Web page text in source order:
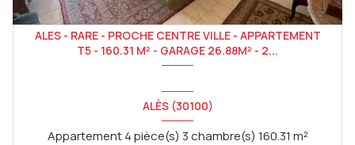
ALES - RARE - PROCHE CENTRE VILLE - APPARTEMENT
T5 - 160.31 M² - GARAGE 26.88M² - 2...
ALÈS (30100)
Appartement 4 pièce(s) 3 chambre(s) 160.31 m²